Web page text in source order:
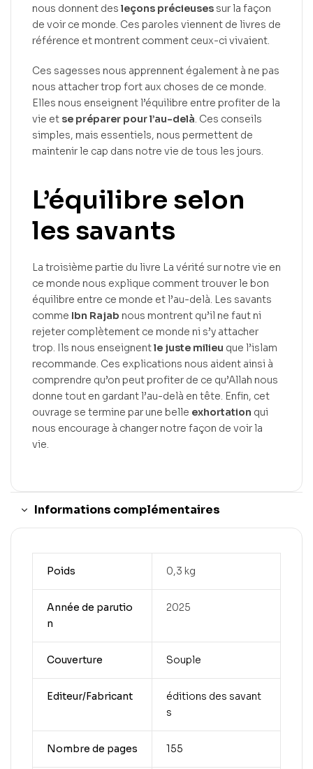
nous donnent des leçons précieuses sur la façon
de voir ce monde. Ces paroles viennent de livres de
référence et montrent comment ceux-ci vivaient.
Ces sagesses nous apprennent également à ne pas
nous attacher trop fort aux choses de ce monde.
Elles nous enseignent l’équilibre entre profiter de la
vie et se préparer pour l’au-delà. Ces conseils
simples, mais essentiels, nous permettent de
maintenir le cap dans notre vie de tous les jours.
L’équilibre selon
les savants
La troisième partie du livre La vérité sur notre vie en
ce monde nous explique comment trouver le bon
équilibre entre ce monde et l’au-delà. Les savants
comme Ibn Rajab nous montrent qu’il ne faut ni
rejeter complètement ce monde ni s’y attacher
trop. Ils nous enseignentle juste milieu que l’islam
recommande. Ces explications nous aident ainsi à
comprendre qu’on peut profiter de ce qu’Allah nous
donne tout en gardant l’au-delà en tête. Enfin, cet
ouvrage se termine par une belle exhortation qui
nous encourage à changer notre façon de voir la
vie.
Informations complémentaires
Poids 0,3 kg
Année de parutio
n
2025
Couverture Souple
Editeur/Fabricant
éditions des savant
s
Nombre de pages 155